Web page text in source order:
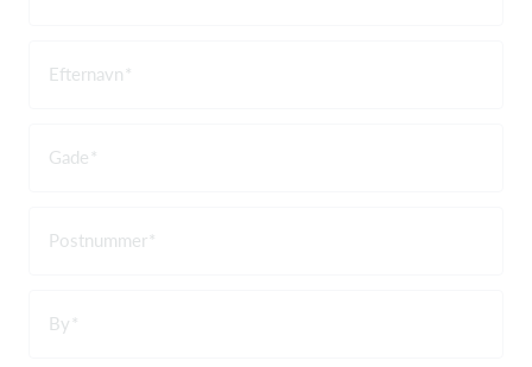
Efternavn
Gade
Postnummer
By